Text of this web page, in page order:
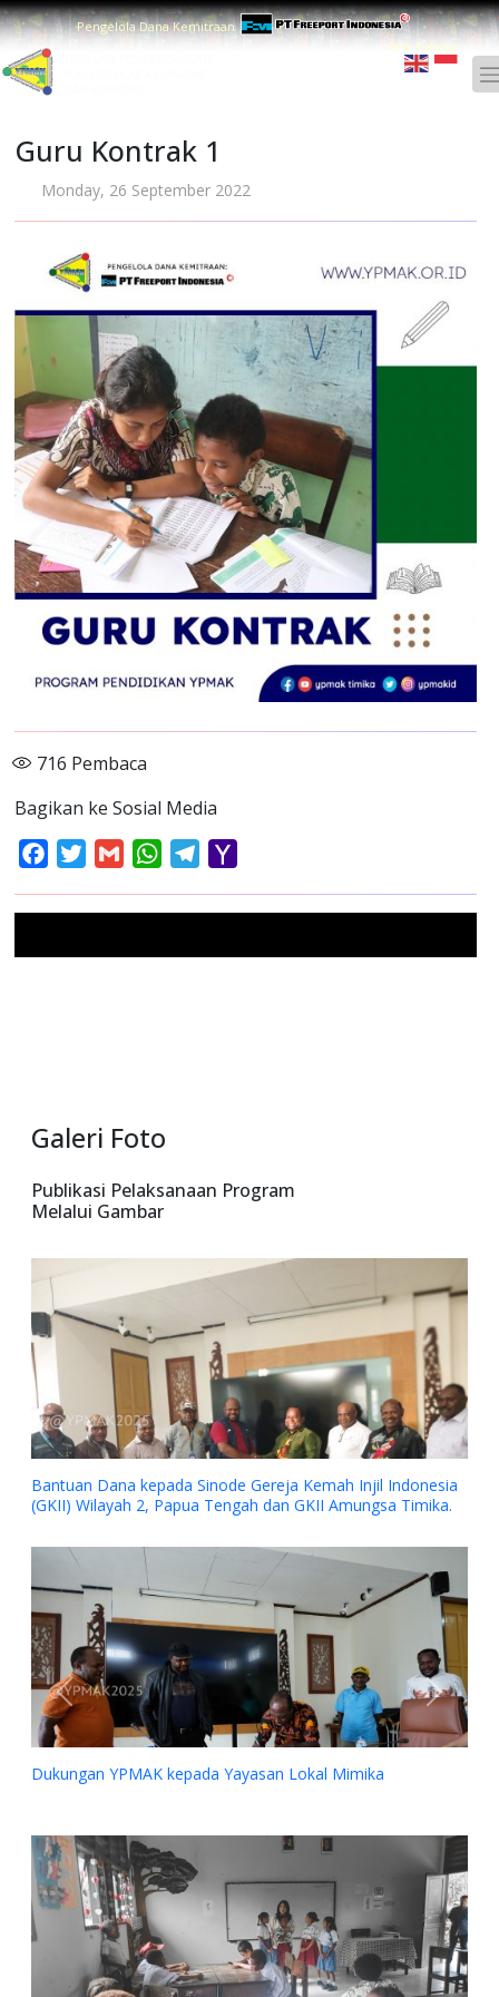
Pengelola Dana Kemitraan
Pilih Bahasa :
Guru Kontrak 1
Monday, 26 September 2022
716 Pembaca
Bagikan ke Sosial Media
FacebookTwitterGmail WhatsAppTelegram
Galeri Foto
Publikasi Pelaksanaan Program
Melalui Gambar
Dana kepada Sinode Gereja Kemah Injil Indonesia
2, Papua Tengah dan GKII Amungsa Timika.
YPMAK kepada Yayasan Lokal Mimika
Previous Next